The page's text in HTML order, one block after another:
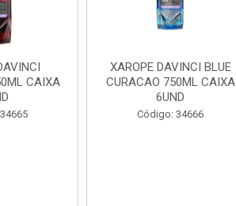
CAIXA
XAROPE DAVINCI BLUE
CURACAO 750ML CAIXA
6UND
Código: 34666